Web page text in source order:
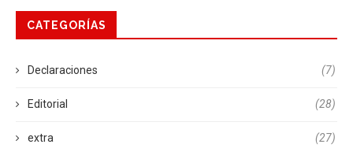
CATEGORÍAS
Declaraciones (7)
Editorial (28)
extra (27)